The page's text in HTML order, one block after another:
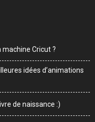
machine Cricut ?
idées d’animations
de naissance :)